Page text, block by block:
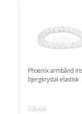
Phoenix armbånd
bjergkrystal elastisk
225,00